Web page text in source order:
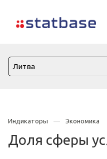
Индикаторы Экономика
Доля сферы